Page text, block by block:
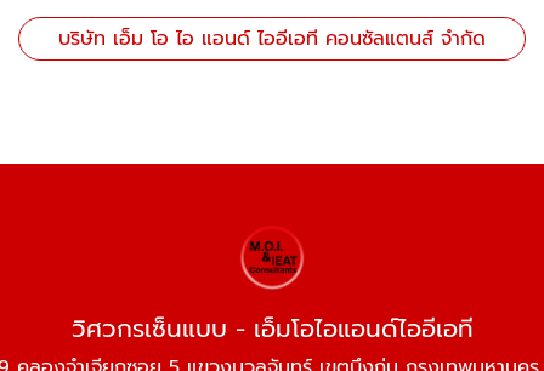
บริษัท เอ็ม โอ ไอ แอนด์ ไออีเอที คอนซัลแตนส์ จำกัด
วิศวกรเซ็นแบบ - เอ็มโอไอแอนด์ไออีเอที